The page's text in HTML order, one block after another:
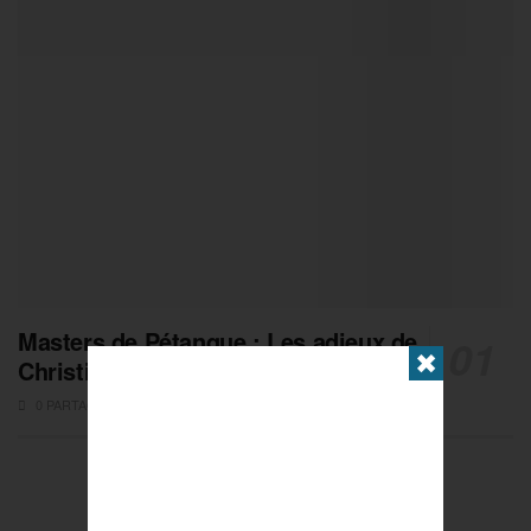
Masters de Pétanque : Les adieux de
Christian Fazzino
✖